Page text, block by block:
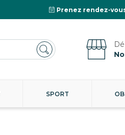
Prenez rendez-
SPORT